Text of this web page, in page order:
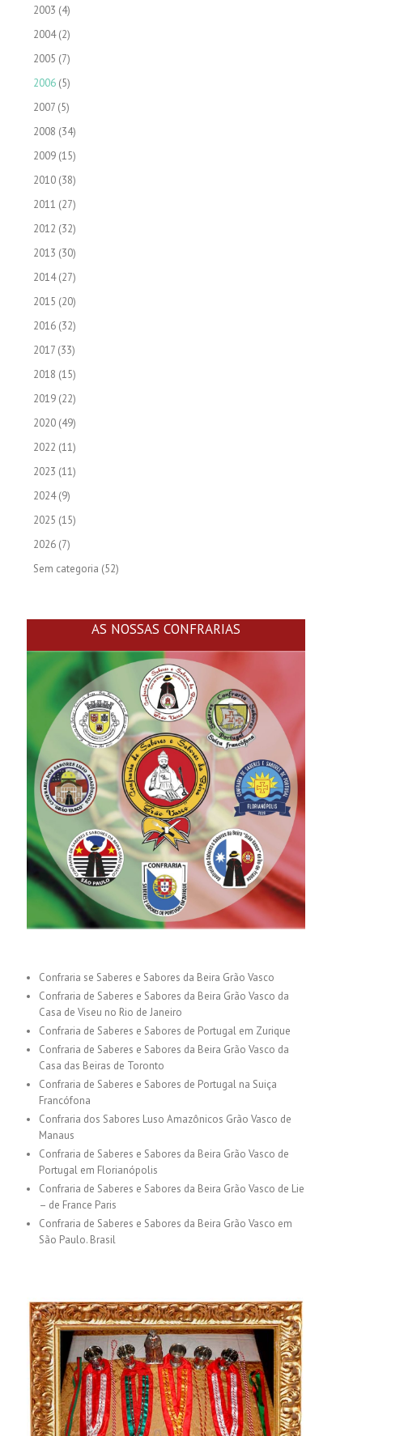
2003 (4)
2004(2)
2005 (7)
2006(5)
2007(5)
2008 (34)
2009(15)
2010(38)
2011 (27)
2012 (32)
2013 (30)
2014(27)
2015 (20)
2016(32)
2017(33)
2018 (15)
2019(22)
2020(49)
2022 (11)
2023 (11)
2024(9)
2025 (15)
2026(7)
Sem categoria (52)
AS NOSSAS CONFRARIAS
Confraria se Saberes e Sabores da Beira Grão Vasco
Confraria de Saberes e Sabores da Beira Grão Vasco da
Casa de Viseu no Rio de Janeiro
Confraria de Saberes e Sabores de Portugal em Zurique
Confraria de Saberes e Sabores da Beira Grão Vasco da
Casa das Beiras de Toronto
Confraria de Saberes e Sabores de Portugal na Suiça
Francófona
Confraria dos Sabores Luso Amazônicos Grão Vasco de
Manaus
Confraria de Saberes e Sabores da Beira Grão Vasco de
Portugal em Florianópolis
Confraria de Saberes e Sabores da Beira Grão Vasco de Lie
– de France Paris
Confraria de Saberes e Sabores da Beira Grão Vasco em
São Paulo. Brasil